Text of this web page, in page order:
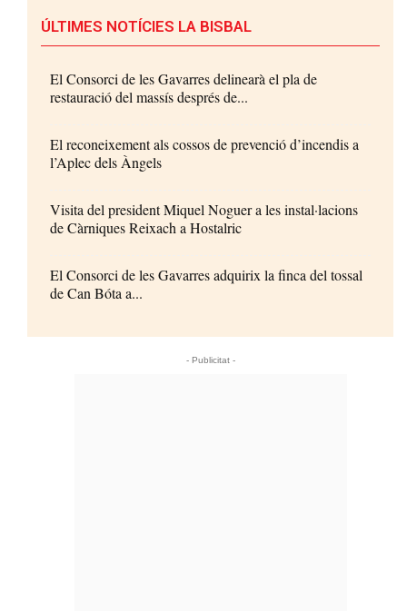
ÚLTIMES NOTÍCIES LA BISBAL
El Consorci de les Gavarres delinearà el pla de
restauració del massís després de...
El reconeixement als cossos de prevenció d’incendis a
l’Aplec dels Àngels
Visita del president Miquel Noguer a les instal·lacions
de Càrniques Reixach a Hostalric
El Consorci de les Gavarres adquirix la finca del tossal
de Can Bóta a...
- Publicitat -